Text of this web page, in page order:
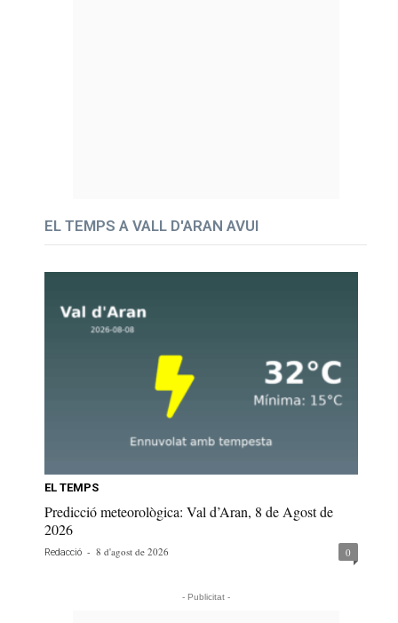
EL TEMPS A VALL D'ARAN AVUI
EL TEMPS
Predicció meteorològica: Val d’Aran, 8 de Agost de
2026
Redacció - 8 d'agost de 2026 0
- Publicitat -